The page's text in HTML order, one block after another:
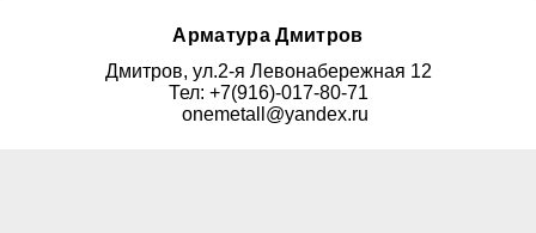
Арматура Дмитров
Дмитров, ул.2-я Левонабережная 12
Тел: +7(916)-017-80-71
onemetall@yandex.ru